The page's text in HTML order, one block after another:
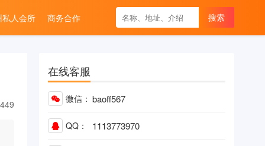
私人会所 商务合作
在线客服
微信： baof567
QQ： 1113773970